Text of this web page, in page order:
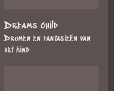
Dreams child
Dromen en fantasieën van
het kind